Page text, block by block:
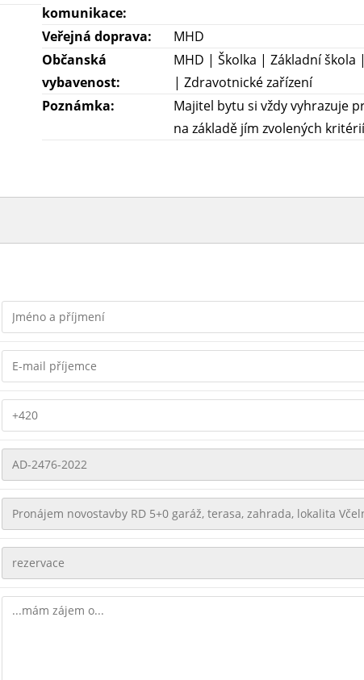
komunikace:
Veřejná doprava:
MHD
Občanská
vybavenost:
MHD | Školka | Základní
| Zdravotnické zařízení
Poznámka:
Majitel bytu si vždy vyhrazuje
na základě jím zvolených